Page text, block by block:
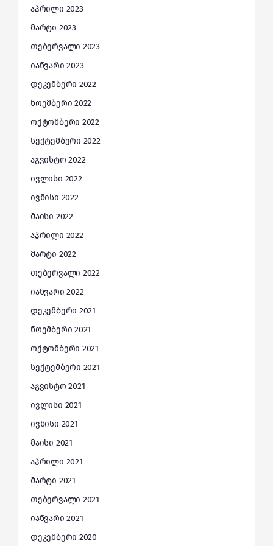
აპრილი 2023
მარტი 2023
თებერვალი 2023
იანვარი 2023
დეკემბერი 2022
ნოემბერი 2022
ოქტომბერი 2022
სექტემბერი 2022
აგვისტო 2022
ივლისი 2022
ივნისი 2022
მაისი 2022
აპრილი 2022
მარტი 2022
თებერვალი 2022
იანვარი 2022
დეკემბერი 2021
ნოემბერი 2021
ოქტომბერი 2021
სექტემბერი 2021
აგვისტო 2021
ივლისი 2021
ივნისი 2021
მაისი 2021
აპრილი 2021
მარტი 2021
თებერვალი 2021
იანვარი 2021
დეკემბერი 2020